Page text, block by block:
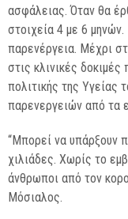
ασφάλειας. Όταν θα
στοιχεία 4 με 6
παρενέργεια. Μέχρι
στις κλινικές
πολιτικής της Υγείας
παρενεργειών από τα
“Μπορεί να υπάρξουν
χιλιάδες. Χωρίς το
άνθρωποι από τον
Μόσιαλος.